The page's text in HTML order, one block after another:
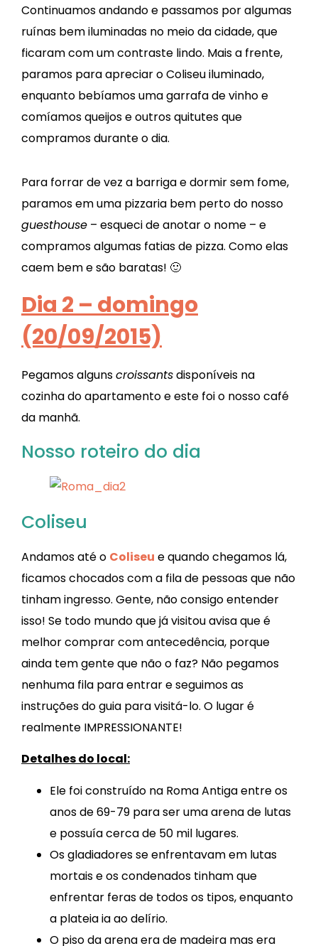
Continuamos andando e passamos por algumas
ruínas bem iluminadas no meio da cidade, que
ficaram com um contraste lindo. Mais a frente,
paramos para apreciar o Coliseu iluminado,
enquanto bebíamos uma garrafa de vinho e
comíamos queijos e outros quitutes que
compramos durante o dia.
Para forrar de vez a barriga e dormir sem fome,
paramos em uma pizzaria bem perto do nosso
guesthouse – esqueci de anotar o nome – e
compramos algumas fatias de pizza. Como elas
caem bem e são baratas! 🙂
Dia 2 – domingo
(20/09/2015)
Pegamos algunscroissantsdisponíveis na
cozinha do apartamento e este foi o nosso café
da manhã.
Nosso roteiro do dia
Coliseu
Andamos até o Coliseu e quando chegamos lá,
ficamos chocados com a fila de pessoas que não
tinham ingresso. Gente, não consigo entender
isso! Se todo mundo que já visitou avisa que é
melhor comprar com antecedência, porque
ainda tem gente que não o faz? Não pegamos
nenhuma fila para entrar e seguimos as
instruções do guia para visitá-lo. O lugar é
realmente IMPRESSIONANTE!
Detalhes do local:
Ele foi construído na Roma Antiga entre os
anos de 69-79 para ser uma arena de lutas
e possuía cerca de 50 mil lugares.
Os gladiadores se enfrentavam em lutas
mortais e os condenados tinham que
enfrentar feras de todos os tipos, enquanto
a plateia ia ao delírio.
O piso da arena era de madeira mas era